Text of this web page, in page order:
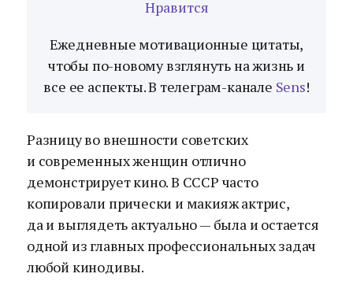
Нравится
Ежедневные мотивационные цитаты,
чтобы по-новому взглянуть на жизнь и
все ее аспекты. В телеграм-канале Sens!
Разницу во внешности советских
и современных женщин отлично
демонстрирует кино. В СССР часто
копировали прически и макияж актрис,
да и выглядеть актуально — была и остается
одной из главных профессиональных задач
любой кинодивы.